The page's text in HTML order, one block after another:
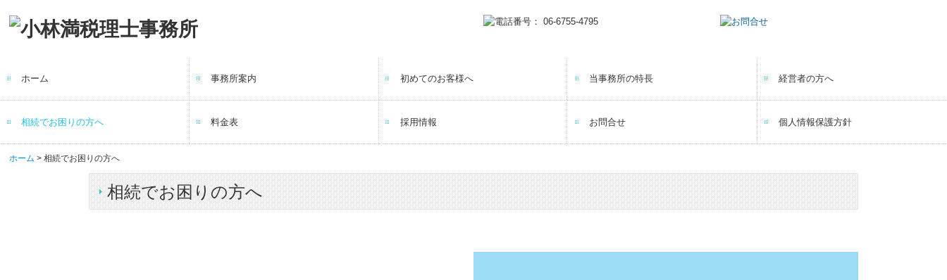
ホーム 事務所案内 初めてのお客様へ 当事務所の特長 経営者の方へ
相続でお困りの方へ 料金表 採用情報 お問合せ 個人情報保護方針
ホーム 相続でお困りの方へ
相続でお困りの方へ